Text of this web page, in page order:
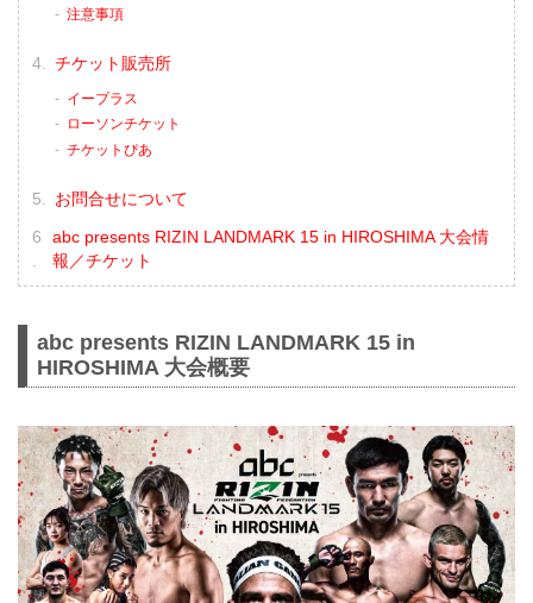
注意事項
チケット販売所
イープラス
ローソンチケット
チケットぴあ
お問合せについて
abc presents RIZIN LANDMARK 15 in HIROSHIMA 大会情
報／チケット
abc presents RIZIN LANDMARK 15 in
HIROSHIMA 大会概要